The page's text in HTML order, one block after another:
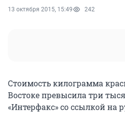
13 октября 2015, 15:49 242
Стоимость килограмма
Востоке превысила три
«Интерфакс» со ссылкой на